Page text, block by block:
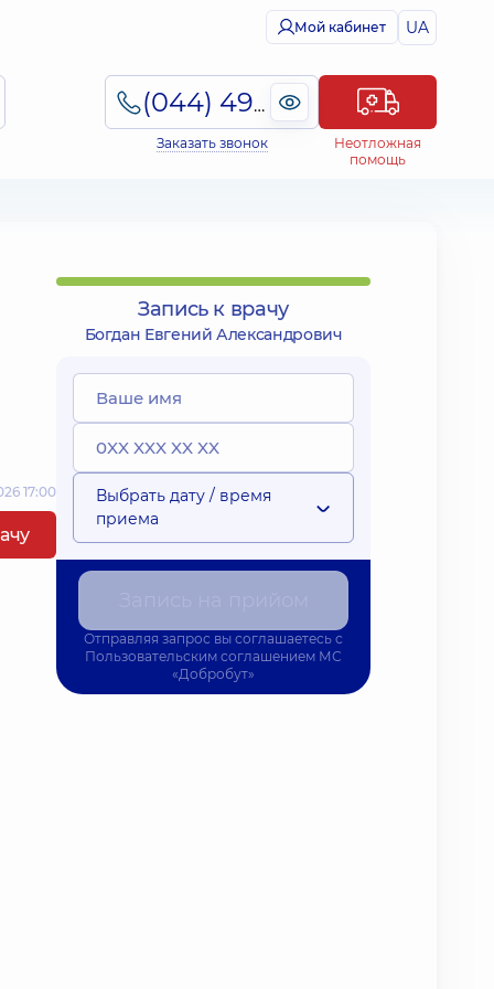
Мой кабинет UA
(044) 495-2-888
Заказать звонок
Неотложная
помощь
17:00
Запись к врачу
Богдан Евгений Александрович
Выбрать дату / время
приема
Отправляя запрос вы соглашаетесь с
Пользовательским соглашением МС
«Добробут»